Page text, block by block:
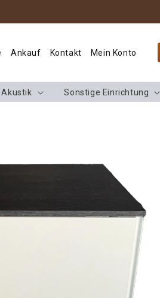
Ankauf Kontakt Mein Konto
Akustik Sonstige Einrichtung